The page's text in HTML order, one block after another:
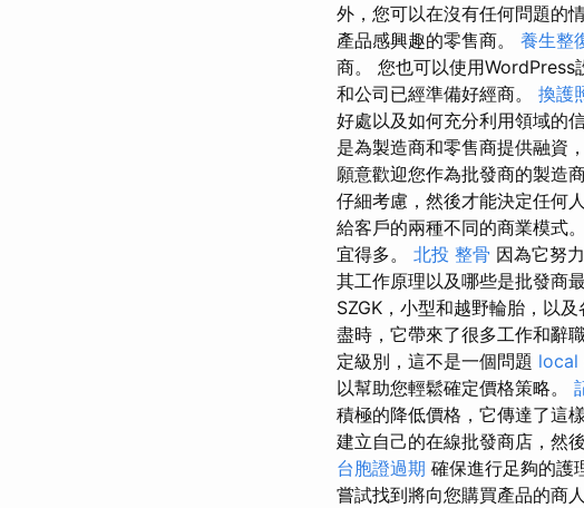
外，您可以在沒有任何問題的
產品感興趣的零售商。 養生整
商。 您也可以使用WordPress
和公司已經準備好經商。 換護
好處以及如何充分利用領域的
是為製造商和零售商提供融資
願意歡迎您作為批發商的製造
仔細考慮，然後才能決定任何
給客戶的兩種不同的商業模式。
宜得多。 北投 整骨 因為它努
其工作原理以及哪些是批發商
SZGK，小型和越野輪胎，以
盡時，它帶來了很多工作和辭
定級別，這不是一個問題 local
以幫助您輕鬆確定價格策略。
積極的降低價格，它傳達了這
建立自己的在線批發商店，然
台胞證過期 確保進行足夠的護
嘗試找到將向您購買產品的商